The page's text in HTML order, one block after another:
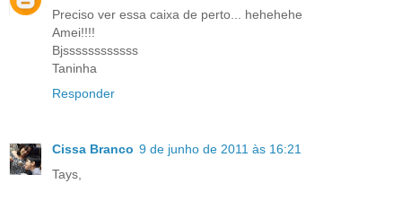
Preciso ver essa caixa de perto... hehehehe
Amei!!!!
Bjssssssssssss
Taninha
Responder
Cissa Branco 9 de junho de 2011 às 16:21
Tays,